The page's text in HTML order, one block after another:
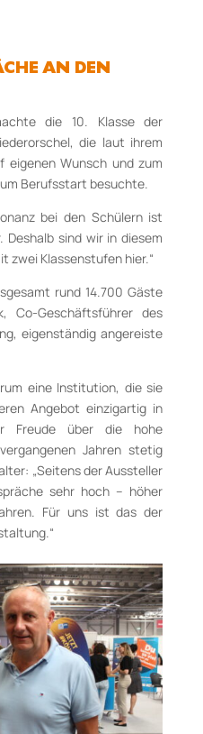
AN DEN
die 10. Klasse der
die laut ihrem
eigenen Wunsch und zum
Berufsstart besuchte.
bei den Schülern ist
sind wir in diesem
zwei Klassenstufen hier.“
rund 14.700 Gäste
Co-Geschäftsführer des
eigenständig angereiste
eine Institution, die sie
Angebot einzigartig in
Freude über die hohe
Jahren stetig
„Seitens der Aussteller
sehr hoch – höher
Für uns ist das der